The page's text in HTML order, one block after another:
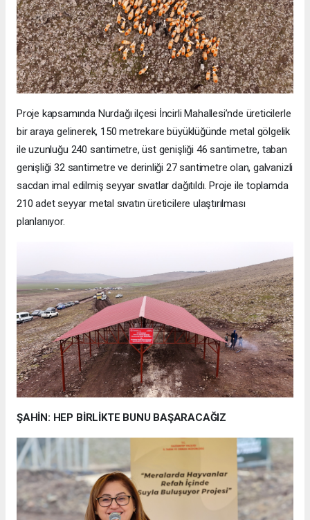
Proje kapsamında Nurdağı ilçesi İncirli Mahallesi’nde üreticilerle
bir araya gelinerek, 150 metrekare büyüklüğünde metal gölgelik
ile uzunluğu 240 santimetre, üst genişliği 46 santimetre, taban
genişliği 32 santimetre ve derinliği 27 santimetre olan, galvanizli
sacdan imal edilmiş seyyar sıvatlar dağıtıldı. Proje ile toplamda
210 adet seyyar metal sıvatın üreticilere ulaştırılması
planlanıyor.
ŞAHİN: HEP BİRLİKTE BUNU BAŞARACAĞIZ